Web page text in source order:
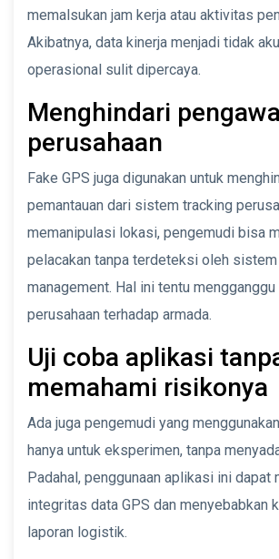
memalsukan jam kerja atau aktivitas
Akibatnya, data kinerja menjadi tidak
operasional sulit dipercaya.
Menghindari
perusahaan
Fake GPS juga digunakan untuk
pemantauan dari sistem tracking
memanipulasi lokasi, pengemudi bisa
pelacakan tanpa terdeteksi oleh
management. Hal ini tentu
perusahaan terhadap armada.
Uji coba aplikasi
memahami risikonya
Ada juga pengemudi yang
hanya untuk eksperimen, tanpa
Padahal, penggunaan aplikasi ini dapat
integritas data GPS dan menyebabkan
laporan logistik.